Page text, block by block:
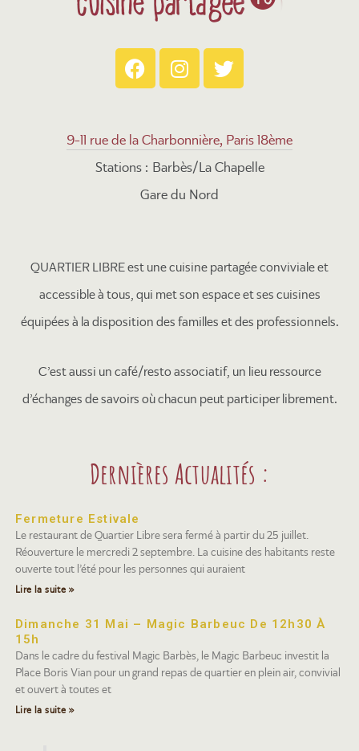
9-11 rue de la Charbonnière, Paris 18ème
Stations : Barbès/La Chapelle
Gare du Nord
QUARTIER LIBRE est une cuisine partagée conviviale et
accessible à tous, qui met son espace et ses cuisines
équipées à la disposition des familles et des professionnels.
C’est aussi un café/resto associatif, un lieu ressource
d’échanges de savoirs où chacun peut participer librement.
Dernières Actualités :
Fermeture Estivale
Le restaurant de Quartier Libre sera fermé à partir du 25 juillet.
Réouverture le mercredi 2 septembre. La cuisine des habitants reste
ouverte tout l’été pour les personnes qui auraient
Lire la suite »
Dimanche 31 Mai – Magic Barbeuc De 12h30 À
15h
Dans le cadre du festival Magic Barbès, le Magic Barbeuc investit la
Place Boris Vian pour un grand repas de quartier en plein air, convivial
et ouvert à toutes et
Lire la suite »